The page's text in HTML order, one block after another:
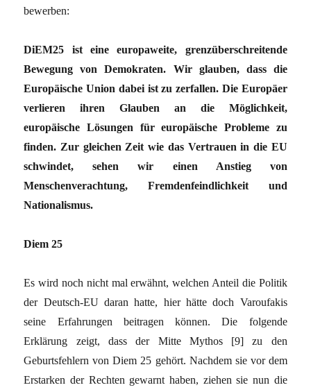
bewerben:
DiEM25 ist eine europaweite, grenzüberschreitende
Bewegung von Demokraten. Wir glauben, dass die
Europäische Union dabei ist zu zerfallen. Die Europäer
verlieren ihren Glauben an die Möglichkeit,
europäische Lösungen für europäische Probleme zu
finden. Zur gleichen Zeit wie das Vertrauen in die EU
schwindet, sehen wir einen Anstieg von
Menschenverachtung, Fremdenfeindlichkeit und
Nationalismus.
Diem 25
Es wird noch nicht mal erwähnt, welchen Anteil die Politik
der Deutsch-EU daran hatte, hier hätte doch Varoufakis
seine Erfahrungen beitragen können. Die folgende
Erklärung zeigt, dass der Mitte Mythos [9] zu den
Geburtsfehlern von Diem 25 gehört. Nachdem sie vor dem
Erstarken der Rechten gewarnt haben, ziehen sie nun die